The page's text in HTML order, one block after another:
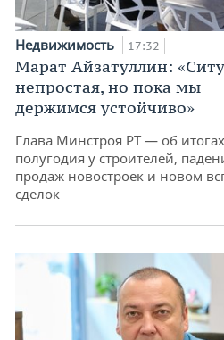
Недвижимость 17:32
Марат Айзатуллин:
непростая, но пока мы
держимся устойчиво»
Глава Минстроя РТ — об итогах
полугодия у строителей,
продаж новостроек и новом
сделок